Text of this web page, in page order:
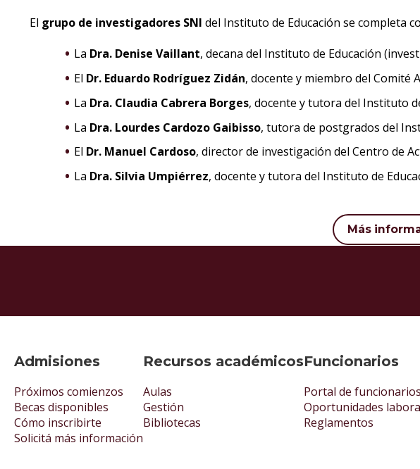
El grupo de investigadores SNI del Instituto de Educación se completa
La Dra. Denise Vaillant, decana del Instituto de Educación
El Dr. Eduardo Rodríguez Zidán, docente y miembro del Comité
La Dra. Claudia Cabrera Borges, docente y tutora del Instituto
La Dra. Lourdes Cardozo Gaibisso, tutora de postgrados del
El Dr. Manuel Cardoso, director de investigación del Centro de
La Dra. Silvia Umpiérrez, docente y tutora del Instituto de
Más
Admisiones
Próximos comienzos
Becas disponibles
Cómo inscribirte
Solicitá más información
Recursos académicos
Aulas
Gestión
Bibliotecas
Funcionarios
Portal de funcionarios
Oportunidades
Reglamentos